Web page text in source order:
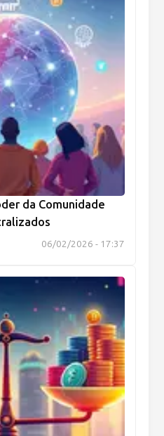
da Comunidade
06/02/2026 - 17:37